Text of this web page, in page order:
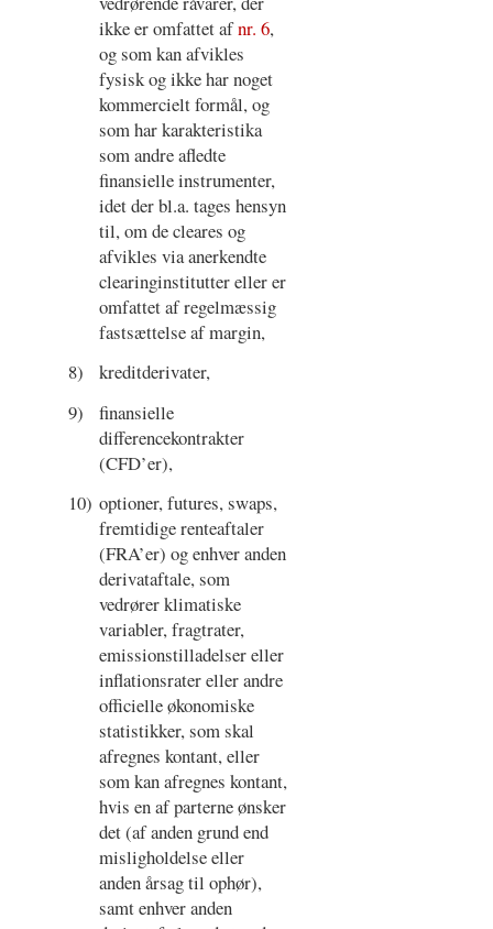
ikke er omfattet afnr. 6,
og som kan afvikles
fysisk og ikke har noget
kommercielt formål, og
som har karakteristika
som andre afledte
finansielle instrumenter,
idet der bl.a. tages hensyn
til, om de cleares og
afvikles via anerkendte
clearinginstitutter eller er
omfattet af regelmæssig
fastsættelse af margin,
8)
kreditderivater,
9)
finansielle
differencekontrakter
(CFD’er),
10) optioner, futures, swaps,
fremtidige renteaftaler
(FRA’er) og enhver anden
derivataftale, som
vedrører klimatiske
variabler, fragtrater,
emissionstilladelser eller
inflationsrater eller andre
officielle økonomiske
statistikker, som skal
afregnes kontant, eller
som kan afregnes kontant,
hvis en af parterne ønsker
det (af anden grund end
misligholdelse eller
anden årsag til ophør),
samt enhver anden